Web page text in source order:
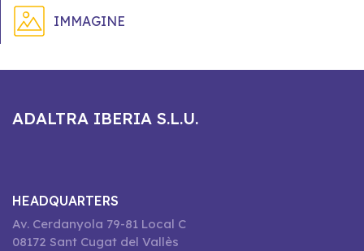
IMMAGINE
ADALTRA IBERIA S.L.U.
HEADQUARTERS
Av. Cerdanyola 79-81 Local C
08172 Sant Cugat del Vallès